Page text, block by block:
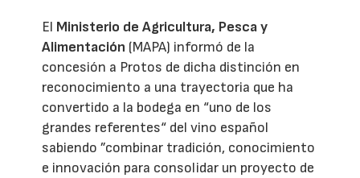
El Ministerio de Agricultura, Pesca y
Alimentación (MAPA) informó de la
concesión a Protos de dicha distinción en
reconocimiento a una trayectoria que ha
convertido a la bodega en “uno de los
grandes referentes“ del vino español
sabiendo ”combinar tradición, conocimiento
e innovación para consolidar un proyecto de